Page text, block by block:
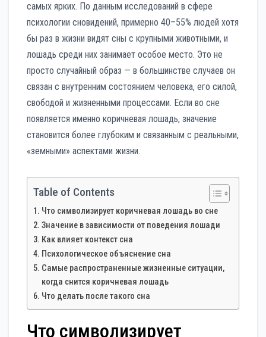
самых ярких. По данным исследований в сфере
психологии сновидений, примерно 40–55% людей хотя
бы раз в жизни видят сны с крупными животными, и
лошадь среди них занимает особое место. Это не
просто случайный образ — в большинстве случаев он
связан с внутренним состоянием человека, его силой,
свободой и жизненными процессами. Если во сне
появляется именно коричневая лошадь, значение
становится более глубоким и связанным с реальными,
«земными» аспектами жизни.
Table of Contents
Что символизирует коричневая лошадь во сне
Значение в зависимости от поведения лошади
Как влияет контекст сна
Психологическое объяснение сна
Самые распространенные жизненные ситуации,
когда снится коричневая лошадь
Что делать после такого сна
Что символизирует